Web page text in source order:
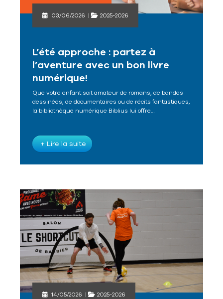
03/06/2026 | 2025-2026
L’été approche : partez à
l’aventure avec un bon livre
numérique!
Que votre enfant soit amateur de romans, de bandes
dessinées, de documentaires ou de récits fantastiques,
la bibliothèque numérique Biblius lui offre…
+ Lire la suite
14/05/2026 | 2025-2026